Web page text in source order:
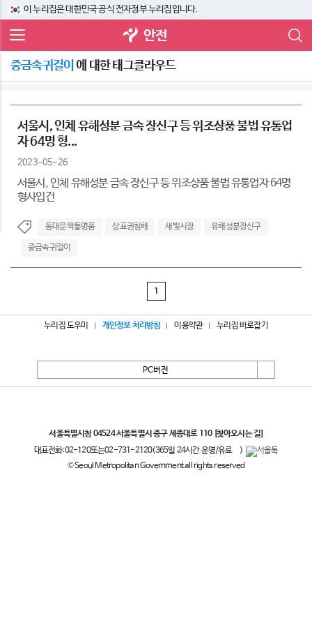
이 누리집은 대한민국 공식 전자정부 누리집입니다.
안전
중금속귀걸이 에 대한 태그클라우드
서울시, 인체 유해성분 금속 장신구 등 위조상품 불법 유통업
자 64명 형...
2023-05-26
서울시, 인체 유해성분 금속 장신구 등 위조상품 불법 유통업자 64명
형사입건
동대문짝퉁명품 상표권침해 새빛시장 유해성분장신구
중금속귀걸이
1
누리집 도우미 개인정보 처리방침 이용약관 누리집 바로잡기
PC버전
서울특별시청 04524 서울특별시 중구 세종대로 110 [찾아오시는 길]
대표전화:02-120또는02-731-2120(365일 24시간 운영/유료
)
© Seoul Metropolitan Government all rights reserved